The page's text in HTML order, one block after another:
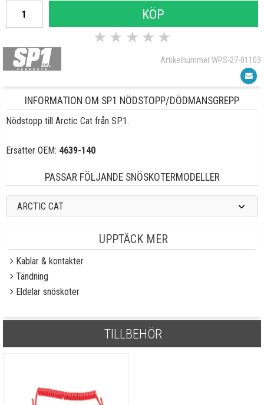
KÖP
★ ★ ★ ★ ★
Artikelnummer WPS-27-01103
INFORMATION OM SP1 NÖDSTOPP/DÖDMANSGREPP
Nödstopp till Arctic Cat från SP1.
Ersätter OEM: 4639-140
PASSAR FÖLJANDE SNÖSKOTERMODELLER
ARCTIC CAT
UPPTÄCK MER
Kablar & kontakter
Tändning
Eldelar snöskoter
TILLBEHÖR